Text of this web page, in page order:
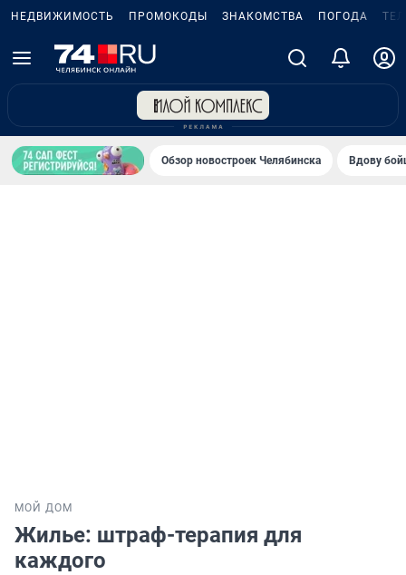
НЕДВИЖИМОСТЬ ПРОМОКОДЫ ЗНАКОМСТВА ПОГОДА
Обзор новостроек Челябинска Вдову
МОЙ ДОМ
Жилье: штраф-терапия для
каждого